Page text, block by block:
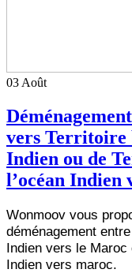
03 Août
vers Territoire
Indien ou de
l’océan Indien
Wonmoov vous
déménagement
Indien vers le Maroc
Indien vers maroc.